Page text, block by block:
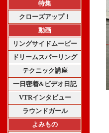
特集
クローズアップ！
動画
リングサイドムービー
ドリームスパーリング
テクニック講座
一日密着&ビデオ日記
VTRインタビュー
ラウンドガール
よみもの